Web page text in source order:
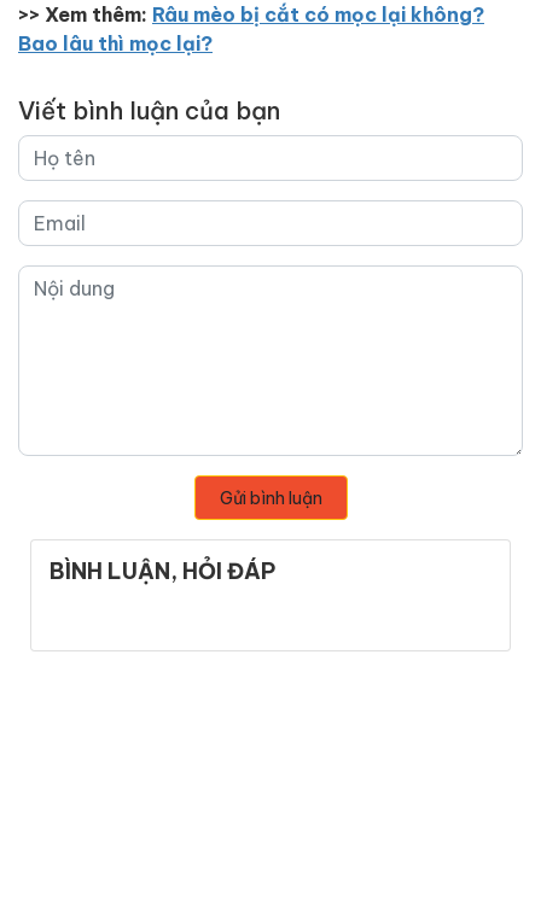
>> Xem thêm: Râu mèo bị cắt có mọc lại không?
Bao lâu thì mọc lại?
Viết bình luận của bạn
Gửi bình luận
BÌNH LUẬN, HỎI ĐÁP